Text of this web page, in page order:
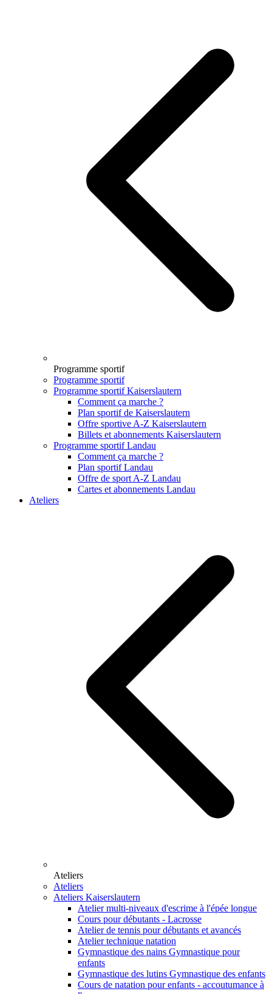
Programme sportif
Programme sportif
Programme sportif Kaiserslautern
Comment ça marche ?
Plan sportif de Kaiserslautern
Offre sportive A-Z Kaiserslautern
Billets et abonnements Kaiserslautern
Programme sportif Landau
Comment ça marche ?
Plan sportif Landau
Offre de sport A-Z Landau
Cartes et abonnements Landau
Ateliers
Ateliers
Ateliers
Ateliers Kaiserslautern
Atelier multi-niveaux d'escrime à l'épée longue
Cours pour débutants - Lacrosse
Atelier de tennis pour débutants et avancés
Atelier technique natation
Gymnastique des nains Gymnastique pour
enfants
Gymnastique des lutins Gymnastique des enfants
Cours de natation pour enfants - accoutumance à